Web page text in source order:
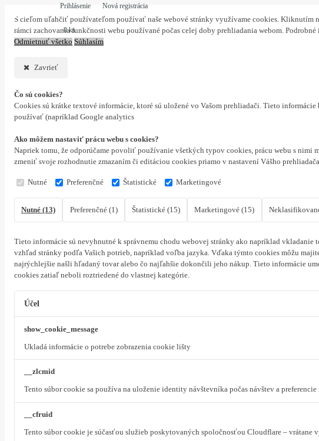
S cieľom uľahčiť používateľom používať naše webové stránky využívame cookies. Kliknutím
rámci zachovania funkčnosti webu používané počas celej doby prehliadania webom.
Odmietnuť všetko Súhlasím
Zavrieť
Čo sú cookies?
Cookies sú krátke textové informácie, ktoré sú uložené vo Vašom prehliadači. Tieto
používať (napríklad Google analytics
Ako môžem nastaviť prácu webu s cookies?
Napriek tomu, že odporúčame povoliť používanie všetkých typov cookies, prácu webu s nimi
zmeniť svoje rozhodnutie zmazaním či editáciou cookies priamo v nastavení Vášho
Nutné Preferenčné Štatistické Marketingové
Nutné (13) Preferenčné (1) Štatistické (15) Marketingové (15)
Tieto informácie sú nevyhnutné k správnemu chodu webovej stránky ako napríklad
vzhľad stránky podľa Vašich potrieb, napríklad voľba jazyka. Vďaka týmto cookies môžu
najrýchlejšie našli hľadaný tovar alebo čo najľahšie dokončili jeho nákup. Tieto informácie
cookies zatiaľ neboli roztriedené do vlastnej kategórie.
Účel
show_cookie_message
Ukladá informácie o potrebe zobrazenia cookie lišty
__zlcmid
Tento súbor cookie sa používa na uloženie identity návštevníka počas návštev a
__cfruid
Tento súbor cookie je súčasťou služieb poskytovaných spoločnosťou Cloudflare –
Prihlásenie Nová registrácia
0 ks